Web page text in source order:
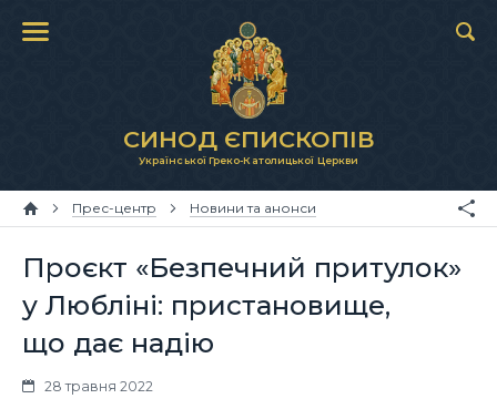
СИНОД ЄПИСКОПІВ
Української Греко-Католицької Церкви
Прес-центр Новини та анонси
Проєкт «Безпечний притулок»
у Любліні: пристановище,
що дає надію
28 травня 2022